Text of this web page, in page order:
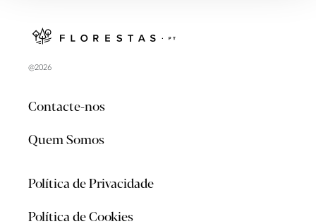
@2026
Contacte-nos
Quem Somos
Política de Privacidade
Política de Cookies